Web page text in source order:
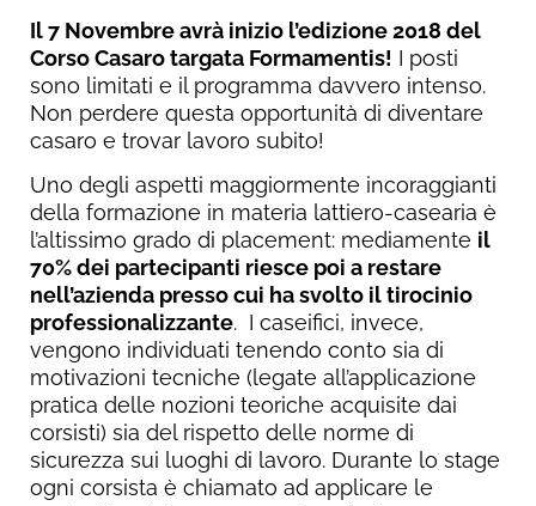
Il 7 Novembre avrà inizio l’edizione 2018 del
Corso Casaro targata Formamentis! I posti
sono limitati e il programma davvero intenso.
Non perdere questa opportunità di diventare
casaro e trovar lavoro subito!
Uno degli aspetti maggiormente incoraggianti
della formazione in materia lattiero-casearia è
l’altissimo grado di placement: mediamente il
70% dei partecipanti riesce poi a restare
nell’azienda presso cui ha svolto il tirocinio
professionalizzante. I caseifici, invece,
vengono individuati tenendo conto sia di
motivazioni tecniche (legate all’applicazione
pratica delle nozioni teoriche acquisite dai
corsisti) sia del rispetto delle norme di
sicurezza sui luoghi di lavoro. Durante lo stage
ogni corsista è chiamato ad applicare le